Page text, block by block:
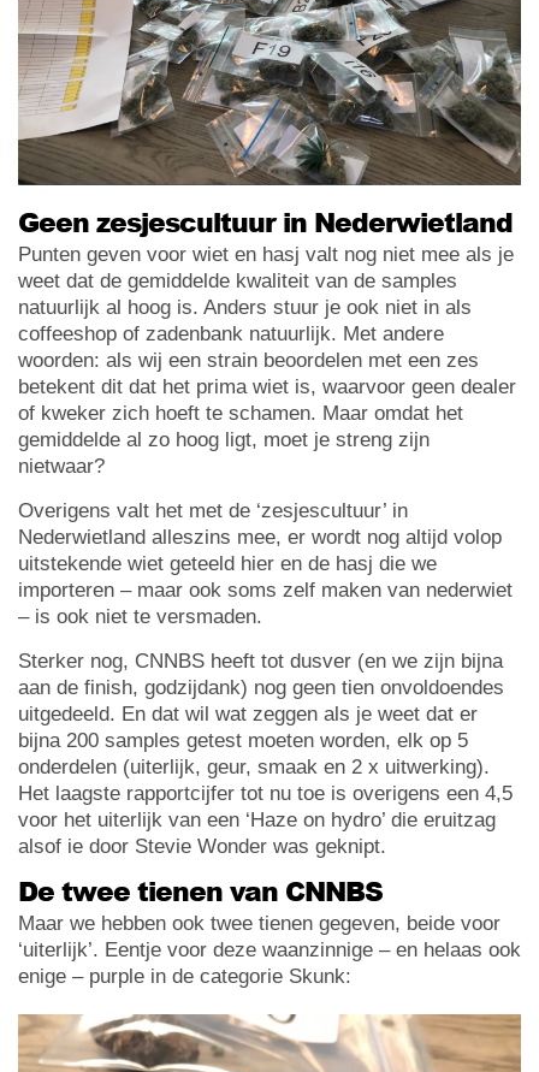
Geen zesjescultuur in Nederwietland
Punten geven voor wiet en hasj valt nog niet mee als je
weet dat de gemiddelde kwaliteit van de samples
natuurlijk al hoog is. Anders stuur je ook niet in als
coffeeshop of zadenbank natuurlijk. Met andere
woorden: als wij een strain beoordelen met een zes
betekent dit dat het prima wiet is, waarvoor geen dealer
of kweker zich hoeft te schamen. Maar omdat het
gemiddelde al zo hoog ligt, moet je streng zijn
nietwaar?
Overigens valt het met de ‘zesjescultuur’ in
Nederwietland alleszins mee, er wordt nog altijd volop
uitstekende wiet geteeld hier en de hasj die we
importeren – maar ook soms zelf maken van nederwiet
– is ook niet te versmaden.
Sterker nog, CNNBS heeft tot dusver (en we zijn bijna
aan de finish, godzijdank) nog geen tien onvoldoendes
uitgedeeld. En dat wil wat zeggen als je weet dat er
bijna 200 samples getest moeten worden, elk op 5
onderdelen (uiterlijk, geur, smaak en 2 x uitwerking).
Het laagste rapportcijfer tot nu toe is overigens een 4,5
voor het uiterlijk van een ‘Haze on hydro’ die eruitzag
alsof ie door Stevie Wonder was geknipt.
De twee tienen van CNNBS
Maar we hebben ook twee tienen gegeven, beide voor
‘uiterlijk’. Eentje voor deze waanzinnige – en helaas ook
enige – purple in de categorie Skunk: